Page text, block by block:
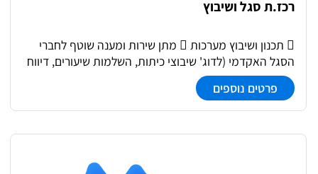
רכז.ת סגל ושיבוץ
 תכנון ושיבוץ מערכות  מתן שירות ומענה שוטף לחברי
הסגל האקדמי (לדוג' שיבוצי כיתות, השלמות שיעורים, דיווח
סגל ההוראה למנהל הסטודנטים  אחריות על קליטת חברי
נהלים והנחיות בהתאם לגאנט שנתי
פרטים נוספים